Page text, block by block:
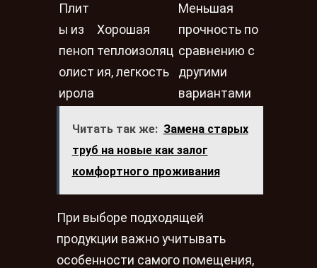
Плит
ы из
пеноп
олист
ирола
Хорошая
теплоизоляц
ия, легкость
Меньшая
прочность по
сравнению с
другими
вариантами
Читать так же: Замена старых
труб на новые как залог
комфортного проживания
При выборе подходящей
продукции важно учитывать
особенности самого помещения,